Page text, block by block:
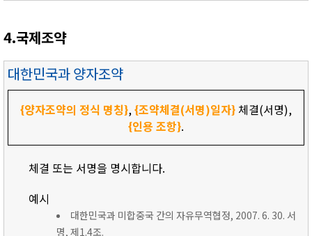
4.국제조약
대한민국과 양자조약
{양자조약의 정식 명칭},{조약체결(서명)일자} 체결(서명),
{인용 조항}.
체결 또는 서명을 명시합니다.
예시
대한민국과 미합중국 간의 자유무역협정, 2007. 6. 30. 서
명, 제1.4조.